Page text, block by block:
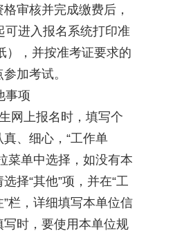
审核并完成缴费后，
可进入报名系统打印准
），并按准考证要求的
加考试。
事项
网上报名时，填写个
真、细心，“工作单
菜单中选择，如没有本
择“其他”项，并在“工
栏，详细填写本单位信
写时，要使用本单位规